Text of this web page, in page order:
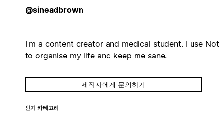
@sineadbrown
I'm a content creator and medical student. I use
to organise my life and keep me sane.
제작자에게 문의하기
인기 카테고리